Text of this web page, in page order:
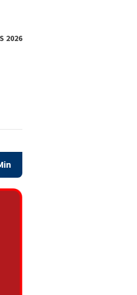
2026
Satgas TMMD Ormas